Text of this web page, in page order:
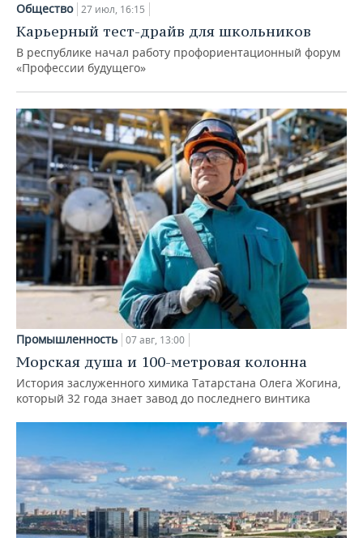
Общество 27 июл, 16:15
Карьерный тест-драйв для школьников
В республике начал работу профориентационный форум
«Профессии будущего»
Промышленность 07 авг, 13:00
Морская душа и 100-метровая колонна
История заслуженного химика Татарстана Олега Жогина,
который 32 года знает завод до последнего винтика